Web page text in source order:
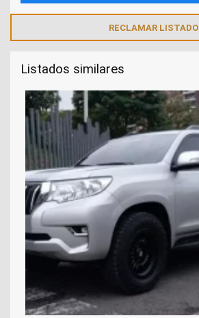
RECLAMAR LISTADO
Listados similares